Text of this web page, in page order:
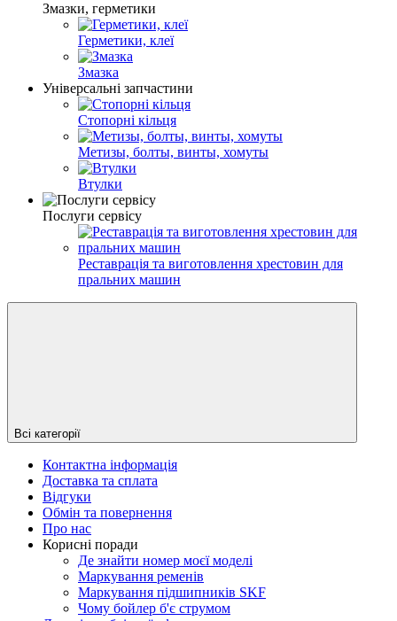
Змазки, герметики
Герметики, клеї
Змазка
Універсальні запчастини
Стопорні кільця
Метизы, болты, винты, хомуты
Втулки
Послуги сервісу
Реставрація та виготовлення хрестовин для
пральних машин
Всі категорії
Контактна інформація
Доставка та сплата
Відгуки
Обмін та повернення
Про нас
Корисні поради
Де знайти номер моєї моделі
Маркування ременів
Маркування підшипників SKF
Чому бойлер б'є струмом